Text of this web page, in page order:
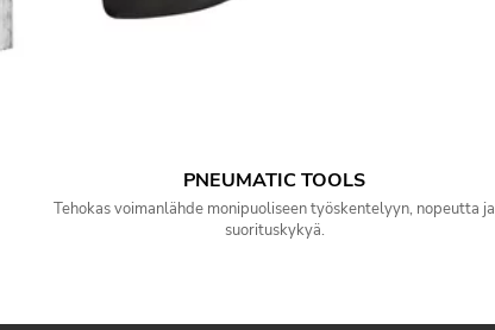
PNEUMATIC TOOLS
Tehokas voimanlähde monipuoliseen työskentelyyn, nopeutta ja
suorituskykyä.